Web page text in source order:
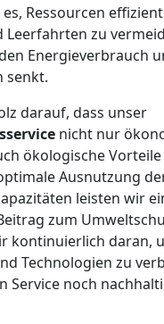
Ressourcen
Leerfahrten zu
Energieverbrauch
senkt.
darauf, dass unser
nicht nur
ökologische
Ausnutzung
leisten wir
zum
kontinuierlich daran,
Technologien zu
Service noch